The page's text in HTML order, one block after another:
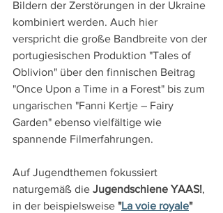
Bildern der Zerstörungen in der Ukraine
kombiniert werden. Auch hier
verspricht die große Bandbreite von der
portugiesischen Produktion "Tales of
Oblivion" über den finnischen Beitrag
"Once Upon a Time in a Forest" bis zum
ungarischen "Fanni Kertje – Fairy
Garden" ebenso vielfältige wie
spannende Filmerfahrungen.
Auf Jugendthemen fokussiert
naturgemäß die Jugendschiene YAAS!,
in der beispielsweise "La voie royale"